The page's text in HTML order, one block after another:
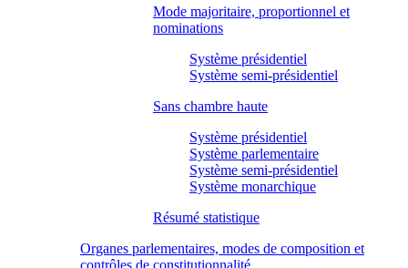
Mode majoritaire, proportionnel et
nominations
Système présidentiel
Système semi-présidentiel
Sans chambre haute
Système présidentiel
Système parlementaire
Système semi-présidentiel
Système monarchique
Résumé statistique
Organes parlementaires, modes de composition et
contrôles de constitutionnalité